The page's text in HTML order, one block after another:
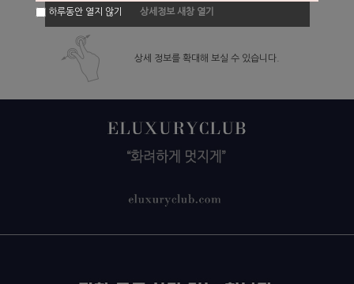
상세정보 새창 열기
상세 정보를 확대해 보실 수 있습니다.
하루동안 열지 않기